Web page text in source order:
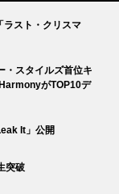
スト・クリスマ
・スタイルズ首位キ
がTOP10デ
It」公開
突破